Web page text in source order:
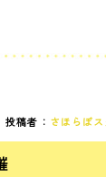
稿者： さほらぼ